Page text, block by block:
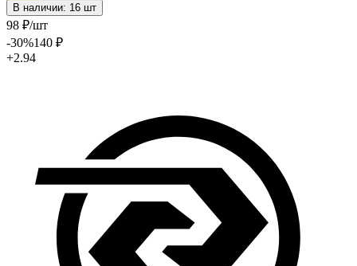
В наличии: 16 шт
98 ₽/шт
-30%140 ₽
+2.94